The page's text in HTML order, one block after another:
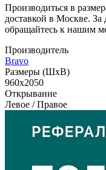
Производиться в
доставкой в Москве. За
обращайтесь к нашим
Производитель
Bravo
Размеры (ШxВ)
960x2050
Открывание
Левое / Правое